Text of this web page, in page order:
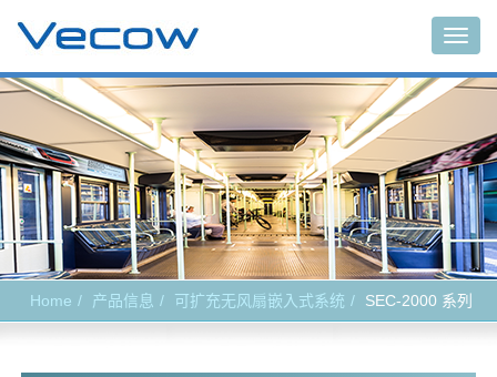
Home 产品信息 可扩充无风扇嵌入式系统 SEC-2000 系列